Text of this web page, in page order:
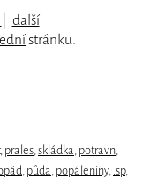
další
stránku.
, prales,skládka, potravn,
, půda, popáleniny, .sp,